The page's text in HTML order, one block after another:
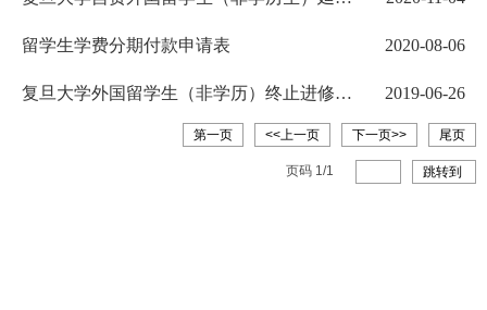
留学生学费分期付款申请表 2020-08-06
复旦大学外国留学生（非学历）终止进修申
2019-06-26
第一页 <<上一页 下一页>> 尾页
页码 1 /1 跳转到